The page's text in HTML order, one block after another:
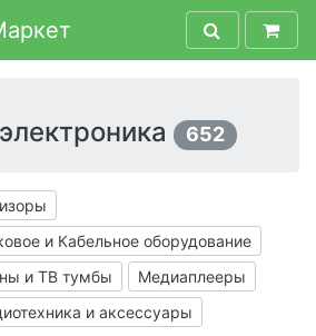
652
и Кабельное оборудование
и ТВ тумбы
Медиаплееры
и аксессуары